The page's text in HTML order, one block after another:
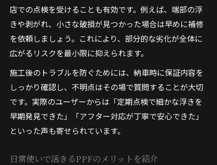
店での点検を受けることも有効です。例えば、端部の浮
きや剥がれ、小さな破損が見つかった場合は早めに補修
を依頼しましょう。これにより、部分的な劣化が全体に
広がるリスクを最小限に抑えられます。
施工後のトラブルを防ぐためには、納車時に保証内容を
しっかり確認し、不明点はその場で質問することが大切
です。実際のユーザーからは「定期点検で細かな浮きを
早期発見できた」「アフター対応が丁寧で安心できた」
といった声も寄せられています。
日常使いで活きるPPFのメリットを紹介